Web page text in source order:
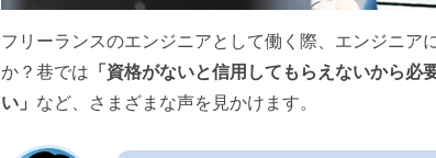
フリーランスのエンジニアとして働く際、エンジニア
か？巷では 「資格がないと信用してもらえないから
い」 など、さまざまな声を見かけます。